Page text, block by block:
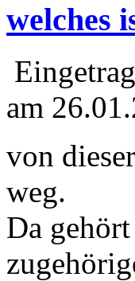
welches
am
von
weg.
Da